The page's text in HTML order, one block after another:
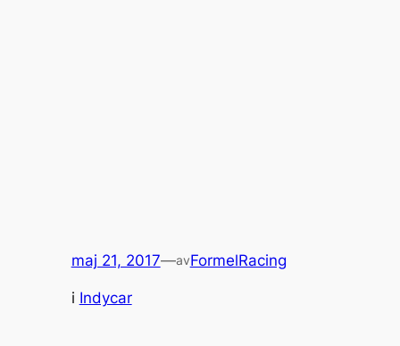
maj 21, 2017—avFormelRacing
i Indycar